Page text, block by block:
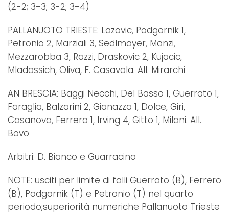
(2-2; 3-3; 3-2; 3-4)
PALLANUOTO TRIESTE: Lazovic, Podgornik 1,
Petronio 2, Marziali 3, Sedlmayer, Manzi,
Mezzarobba 3, Razzi, Draskovic 2, Kujacic,
Mladossich, Oliva, F. Casavola. All. Mirarchi
AN BRESCIA: Baggi Necchi, Del Basso 1, Guerrato 1,
Faraglia, Balzarini 2, Gianazza 1, Dolce, Giri,
Casanova, Ferrero 1, Irving 4, Gitto 1, Milani. All.
Bovo
Arbitri: D. Bianco e Guarracino
NOTE: usciti per limite di falli Guerrato (B), Ferrero
(B), Podgornik (T) e Petronio (T) nel quarto
periodo;superiorità numeriche Pallanuoto Trieste